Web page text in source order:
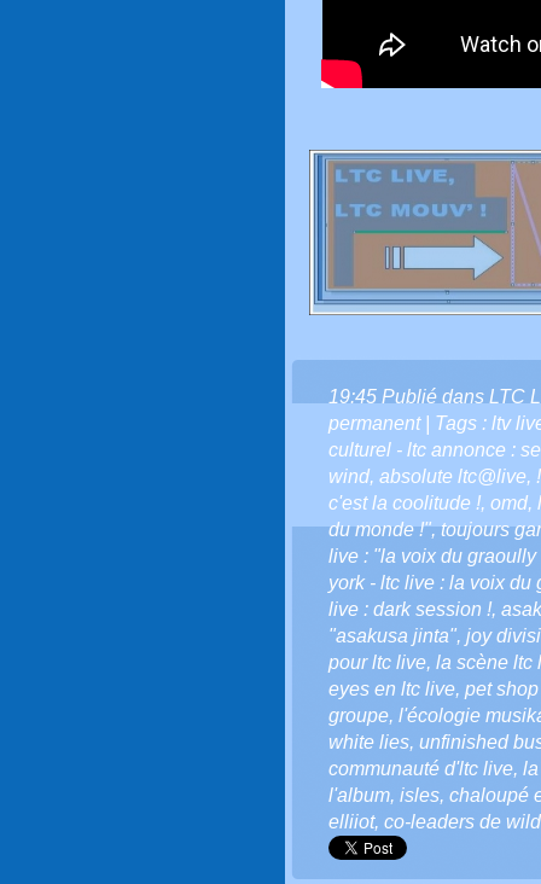
19:45 Publié dans LTC
permanent| Tags : ltv
culturel - ltc annonce :
wind, absolute ltc@live,
c'est la coolitude !, omd,
du monde !",toujours
live : "la voix du graoully
york - ltc live : la voix du
live : dark session !,
"asakusa jinta", joy
pour ltc live, la scène ltc
eyes en ltc live, pet
groupe, l'écologie
white lies, unfinished
communauté d'ltc live,
l'album, isles, chaloupé
elliiot, co-leaders de